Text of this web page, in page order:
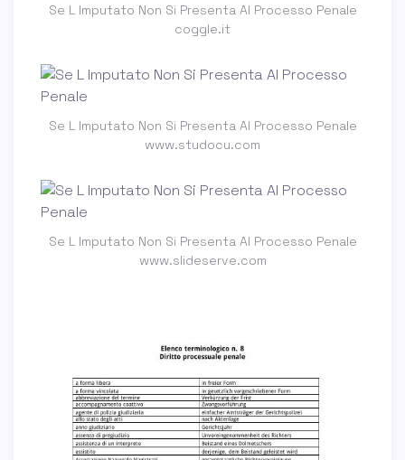
Se L Imputato Non Si Presenta Al Processo Penale
coggle.it
Se L Imputato Non Si Presenta Al Processo Penale
www.studocu.com
Se L Imputato Non Si Presenta Al Processo Penale
www.slideserve.com